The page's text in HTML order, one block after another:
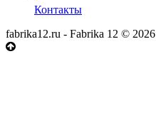
Контакты
fabrika12.ru - Fabrika 12 © 2026